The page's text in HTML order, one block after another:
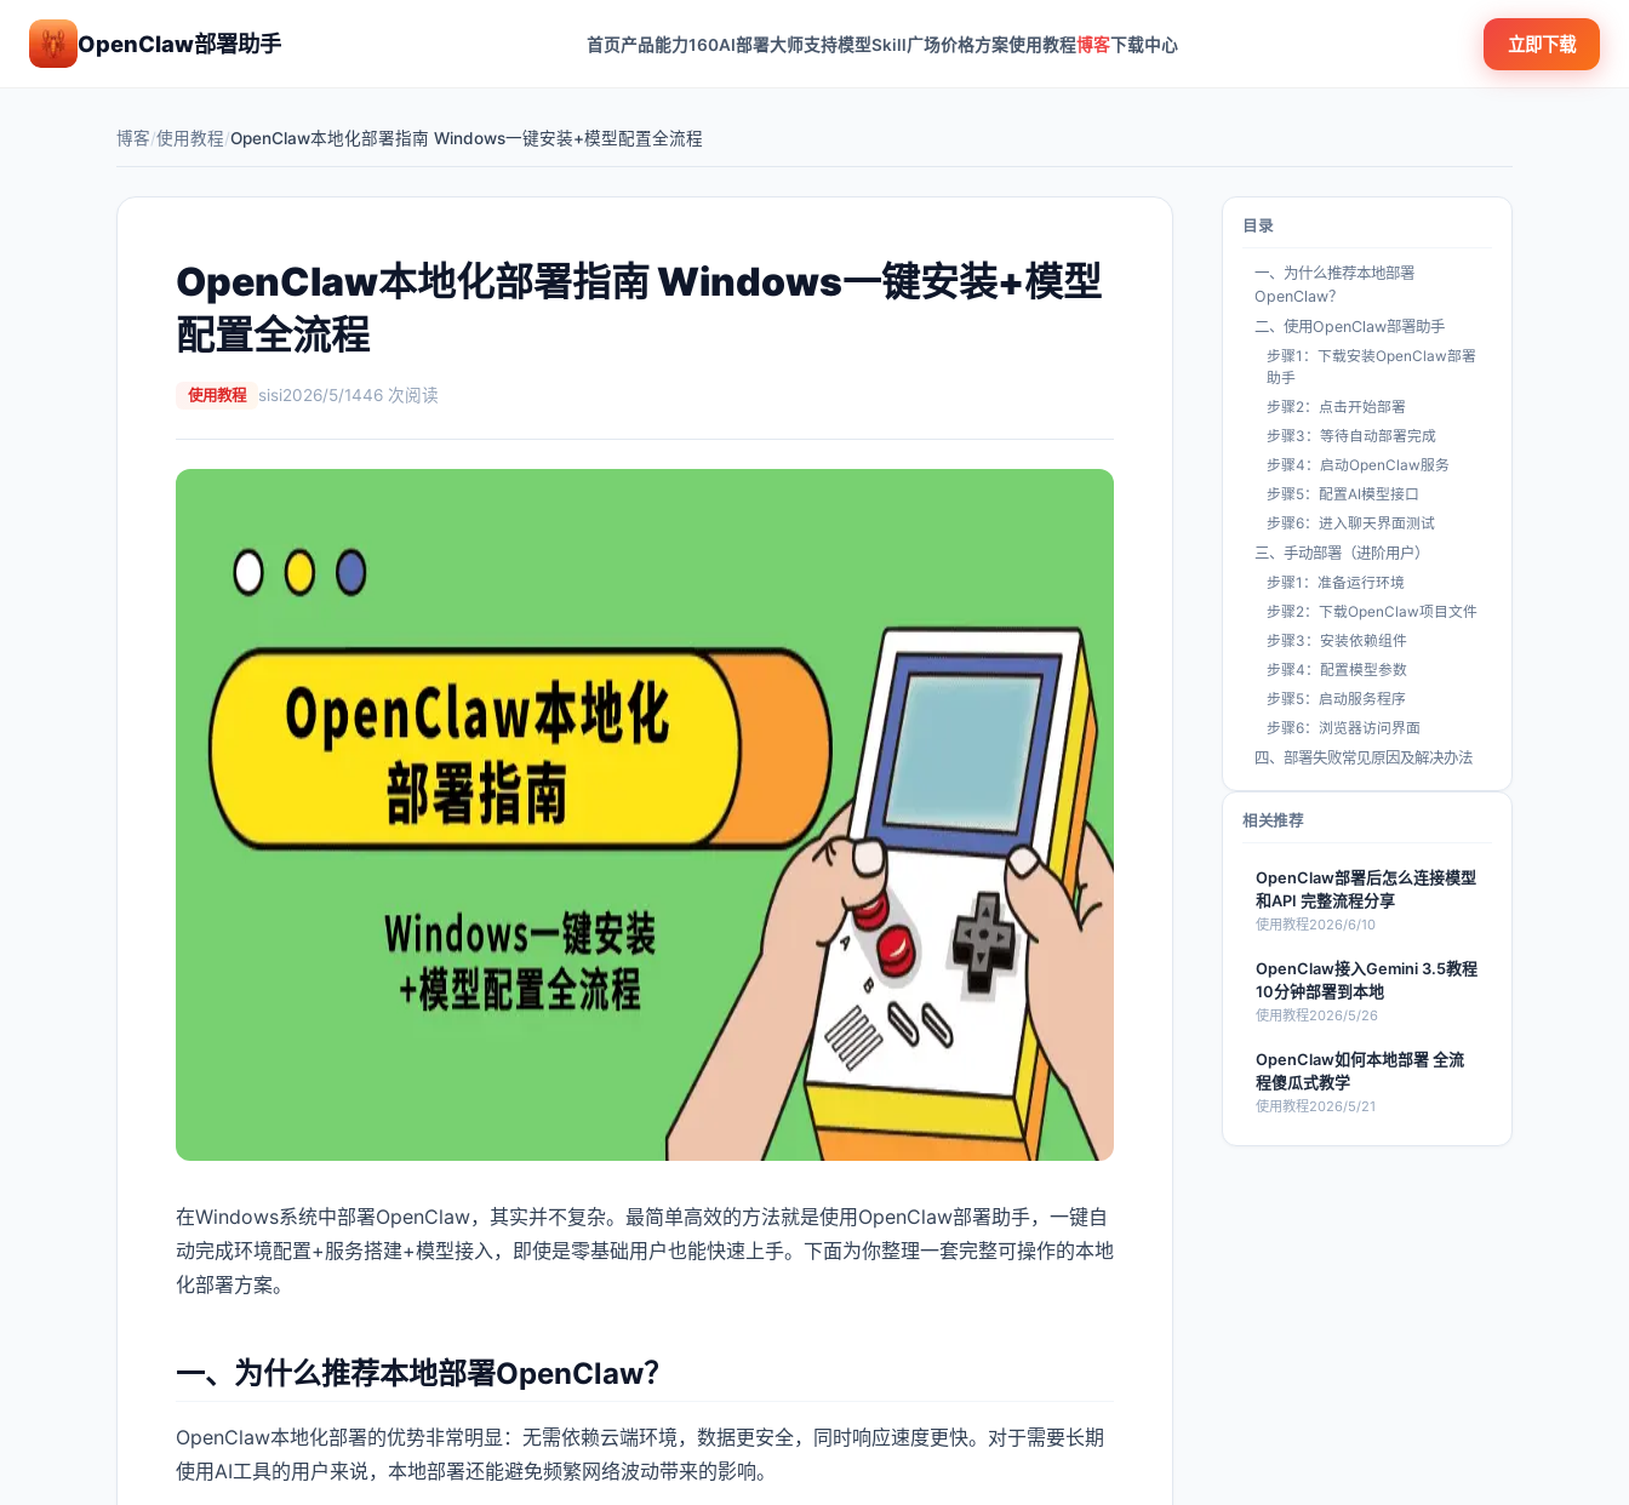
OpenClaw部署助手 首页产品能力160AI部署大师支持模型Skill广场价格方案使用教程博客下载中心 立即下载
博客/使用教程/OpenClaw本地化部署指南 Windows一键安装+模型配置全流程
OpenClaw本地化部署指南 Windows一键安装+模型
配置全流程
使用教程 sisi2026/5/1446 次阅读
在Windows系统中部署OpenClaw，其实并不复杂。最简单高效的方法就是使用OpenClaw部署助手，一键自
动完成环境配置+服务搭建+模型接入，即使是零基础用户也能快速上手。下面为你整理一套完整可操作的本地
化部署方案。
一、为什么推荐本地部署OpenClaw？
OpenClaw本地化部署的优势非常明显：无需依赖云端环境，数据更安全，同时响应速度更快。对于需要长期
使用AI工具的用户来说，本地部署还能避免频繁网络波动带来的影响。
目录
一、为什么推荐本地部署
OpenClaw？
二、使用OpenClaw部署助手
步骤1：下载安装OpenClaw部署
助手
步骤2：点击开始部署
步骤3：等待自动部署完成
步骤4：启动OpenClaw服务
步骤5：配置AI模型接口
步骤6：进入聊天界面测试
三、手动部署（进阶用户）
步骤1：准备运行环境
步骤2：下载OpenClaw项目文件
步骤3：安装依赖组件
步骤4：配置模型参数
步骤5：启动服务程序
步骤6：浏览器访问界面
四、部署失败常见原因及解决办法
相关推荐
OpenClaw部署后怎么连接模型
和API 完整流程分享
使用教程2026/6/10
OpenClaw接入Gemini 3.5教程
10分钟部署到本地
使用教程2026/5/26
OpenClaw如何本地部署 全流
程傻瓜式教学
使用教程2026/5/21